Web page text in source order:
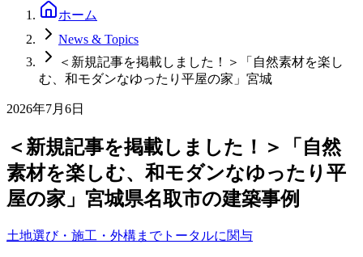
ホーム
News & Topics
＜新規記事を掲載しました！＞「自然素材を楽し
む、和モダンなゆったり平屋の家」宮城
2026年7月6日
＜新規記事を掲載しました！＞「自然
素材を楽しむ、和モダンなゆったり平
屋の家」宮城県名取市の建築事例
土地選び・施工・外構までトータルに関与